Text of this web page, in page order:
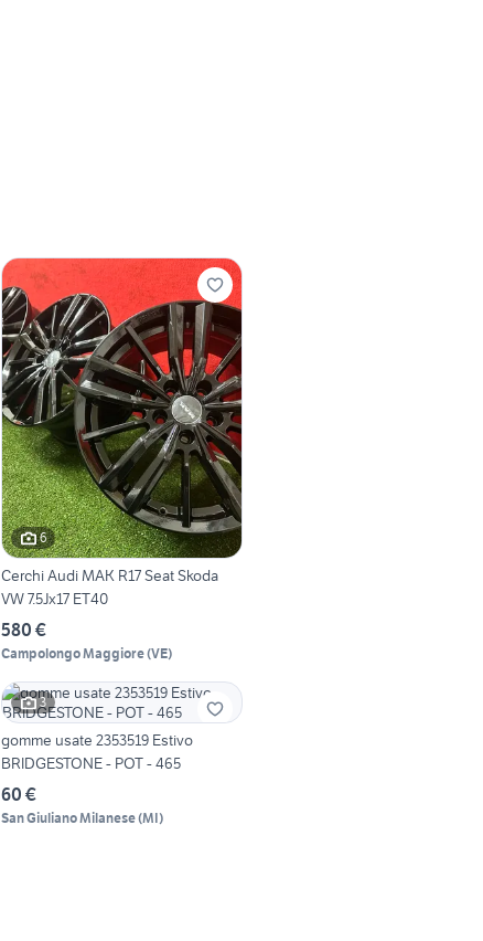
6
Cerchi Audi MAK R17 Seat Skoda
VW 7.5Jx17 ET40
580 €
Campolongo Maggiore(VE)
3
gomme usate 2353519 Estivo
BRIDGESTONE - POT - 465
60 €
San Giuliano Milanese(MI)